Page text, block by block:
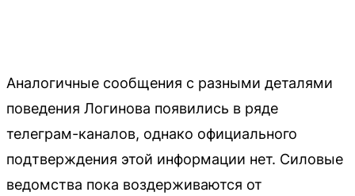
Аналогичные сообщения с разными деталями
поведения Логинова появились в ряде
телеграм-каналов, однако официального
подтверждения этой информации нет. Силовые
ведомства пока воздерживаются от